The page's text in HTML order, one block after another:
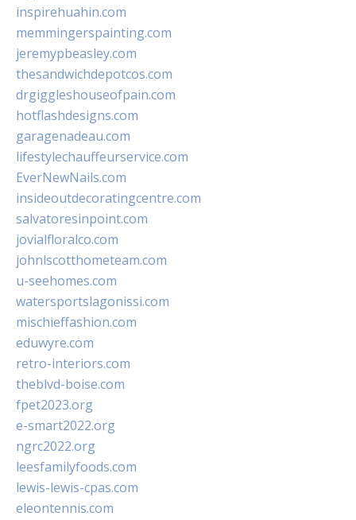
inspirehuahin.com
memmingerspainting.com
jeremypbeasley.com
thesandwichdepotcos.com
drgiggleshouseofpain.com
hotflashdesigns.com
garagenadeau.com
lifestylechauffeurservice.com
EverNewNails.com
insideoutdecoratingcentre.com
salvatoresinpoint.com
jovialfloralco.com
johnlscotthometeam.com
u-seehomes.com
watersportslagonissi.com
mischieffashion.com
eduwyre.com
retro-interiors.com
theblvd-boise.com
fpet2023.org
e-smart2022.org
ngrc2022.org
leesfamilyfoods.com
lewis-lewis-cpas.com
eleontennis.com